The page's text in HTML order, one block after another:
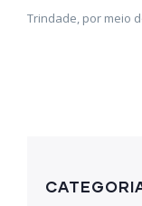
Trindade, por meio